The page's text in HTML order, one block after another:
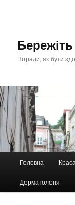
Поради, як бути
Головна
Дерматологія